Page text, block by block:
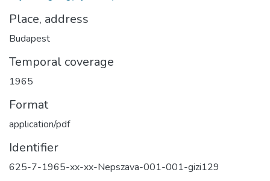
Place, address
Budapest
Temporal coverage
1965
Format
application/pdf
Identifier
625-7-1965-xx-xx-Nepszava-001-001-gizi129